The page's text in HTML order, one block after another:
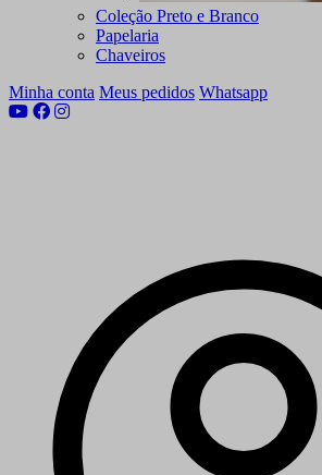
Coleção Preto e Branco
Papelaria
Chaveiros
Minha conta Meus pedidos Whatsapp